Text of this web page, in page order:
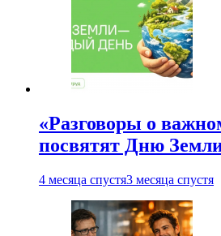
«Разговоры о
посвятят Дню
4 месяца спустя3 месяца спустя